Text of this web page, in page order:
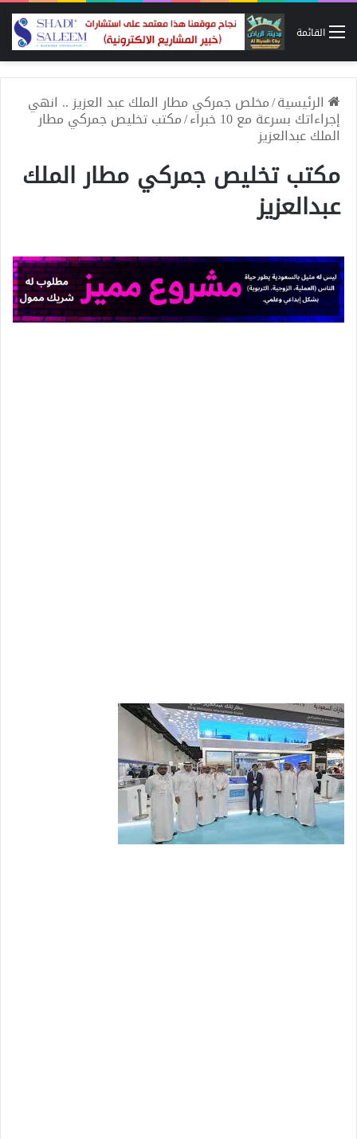
القائمة
الرئيسية/مخلص جمركي مطار الملك عبد العزيز .. انهي
إجراءاتك بسرعة مع 10 خبراء /مكتب تخليص جمركي مطار
الملك عبدالعزيز
مكتب تخليص جمركي مطار الملك
عبدالعزيز